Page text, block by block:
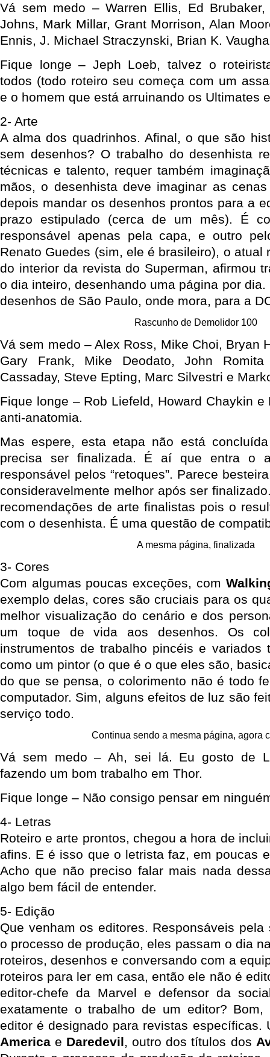
Vá sem medo – Warren Ellis, Ed
Johns, Mark Millar, Grant Morrison, Alan
Ennis, J. Michael Straczynski, Brian K.
Fique longe – Jeph Loeb, talvez o
todos (todo roteiro seu começa com um
e o homem que está arruinando os Ultimates
2- Arte
A alma dos quadrinhos. Afinal, o que são
sem desenhos? O trabalho do desenhista
técnicas e talento, requer também
mãos, o desenhista deve imaginar as
depois mandar os desenhos prontos para a
prazo estipulado (cerca de um mês). É
responsável apenas pela capa, e outro
Renato Guedes (sim, ele é brasileiro), o atual
do interior da revista do Superman, afirmou
o dia inteiro, desenhando uma página por
desenhos de São Paulo, onde mora, para a
Rascunho de Demolidor 100
Vá sem medo – Alex Ross, Mike Choi, Bryan
Gary Frank, Mike Deodato, John
Cassaday, Steve Epting, Marc Silvestri e
Fique longe – Rob Liefeld, Howard Chaykin e
anti-anatomia.
Mas espere, esta etapa não está
precisa ser finalizada. É aí que entra o
responsável pelos “retoques”. Parece
consideravelmente melhor após ser
recomendações de arte finalistas pois o
com o desenhista. É uma questão de
A mesma página, finalizada
3- Cores
Com algumas poucas exceções, com
exemplo delas, cores são cruciais para os
melhor visualização do cenário e dos
um toque de vida aos desenhos. Os
instrumentos de trabalho pincéis e variados
como um pintor (o que é o que eles são,
do que se pensa, o colorimento não é todo
computador. Sim, alguns efeitos de luz são
serviço todo.
Continua sendo a mesma página, agora
Vá sem medo – Ah, sei lá. Eu gosto de
fazendo um bom trabalho em Thor.
Fique longe – Não consigo pensar em
4- Letras
Roteiro e arte prontos, chegou a hora de
afins. E é isso que o letrista faz, em poucas
Acho que não preciso falar mais nada
algo bem fácil de entender.
5- Edição
Que venham os editores. Responsáveis pela
o processo de produção, eles passam o dia
roteiros, desenhos e conversando com a
roteiros para ler em casa, então ele não é
editor-chefe da Marvel e defensor da
exatamente o trabalho de um editor? Bom,
editor é designado para revistas específicas.
America e Daredevil, outro dos títulos dos